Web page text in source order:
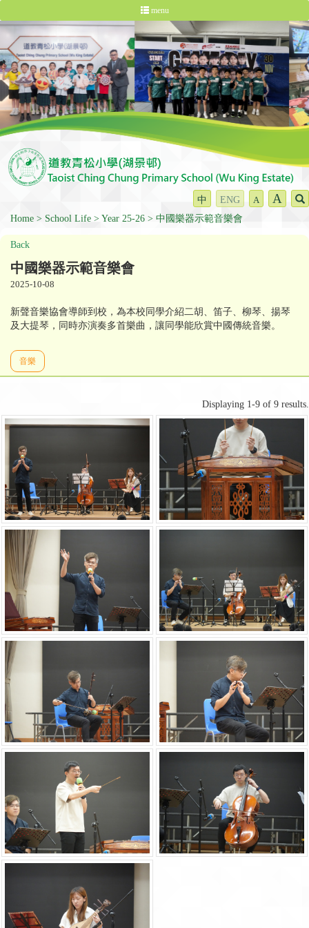
menu
中 ENG A A
Home School Life Year 25-26 中國樂器示範音樂會
Back
中國樂器示範音樂會
2025-10-08
新聲音樂協會導師到校，為本校同學介紹二胡、笛子、柳琴、揚琴
及大提琴，同時亦演奏多首樂曲，讓同學能欣賞中國傳統音樂。
音樂
Displaying 1-9 of 9 results.